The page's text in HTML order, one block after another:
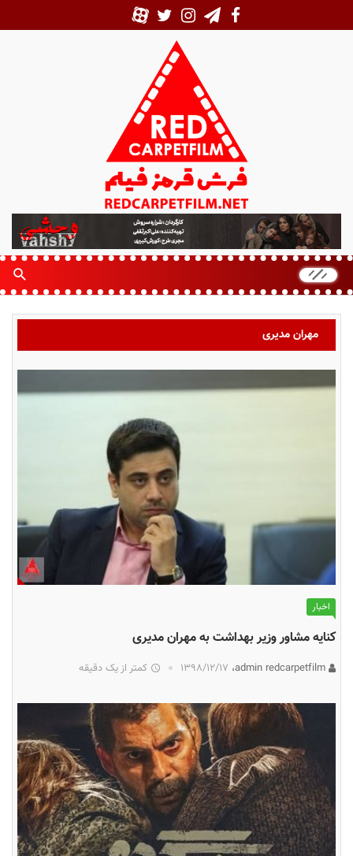
ر
ش
ر
م
مهران مدیری
اخبار
کنایه مشاور وزیر بهداشت به مهران مدیری
۱۳۹۸/۱۲/۱۷ کمتر از یک دقیقه